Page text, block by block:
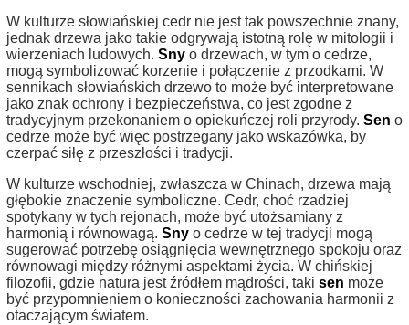
W kulturze słowiańskiej cedr nie jest tak powszechnie znany,
jednak drzewa jako takie odgrywają istotną rolę w mitologii i
wierzeniach ludowych. Sny o drzewach, w tym o cedrze,
mogą symbolizować korzenie i połączenie z przodkami. W
sennikach słowiańskich drzewo to może być interpretowane
jako znak ochrony i bezpieczeństwa, co jest zgodne z
tradycyjnym przekonaniem o opiekuńczej roli przyrody. Sen o
cedrze może być więc postrzegany jako wskazówka, by
czerpać siłę z przeszłości i tradycji.
W kulturze wschodniej, zwłaszcza w Chinach, drzewa mają
głębokie znaczenie symboliczne. Cedr, choć rzadziej
spotykany w tych rejonach, może być utożsamiany z
harmonią i równowagą. Sny o cedrze w tej tradycji mogą
sugerować potrzebę osiągnięcia wewnętrznego spokoju oraz
równowagi między różnymi aspektami życia. W chińskiej
filozofii, gdzie natura jest źródłem mądrości, taki sen może
być przypomnieniem o konieczności zachowania harmonii z
otaczającym światem.